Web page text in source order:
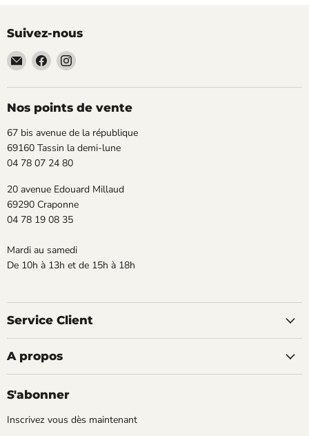
Suivez-nous
Email
TECLAB
Trouvez-
nous
sur
Facebook
Trouvez-
sur
Instagram
Nos points de vente
67 bis avenue de la république
69160 Tassin la demi-lune
04 78 07 24 80
20 avenue Edouard Millaud
69290 Craponne
04 78 19 08 35
Mardi au samedi
De 10h à 13h et de 15h à 18h
Service Client
A propos
S'abonner
Inscrivez vous dès maintenant